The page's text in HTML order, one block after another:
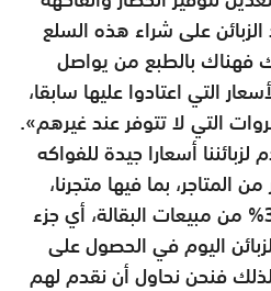
على شراء هذه السلع
فهناك بالطبع من يواصل
التي اعتادوا عليها سابقا،
التي لا تتوفر عند غيرهم».
أسعارا جيدة للفواكه
المتاجر، بما فيها متجرنا،
تمثل هذه السلع حوالي 35% من مبيعات البقالة، أي جزء
اليوم في الحصول على
فنحن نحاول أن نقدم لهم